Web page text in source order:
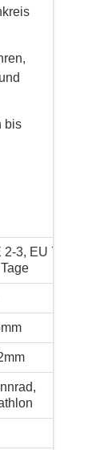
bis
2-3, EU 7-